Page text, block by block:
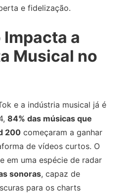
e fidelização.
a
Musical no
e a indústria musical já é
84% das músicas que
200 começaram a ganhar
de vídeos curtos. O
em uma espécie de radar
sonoras, capaz de
para os charts